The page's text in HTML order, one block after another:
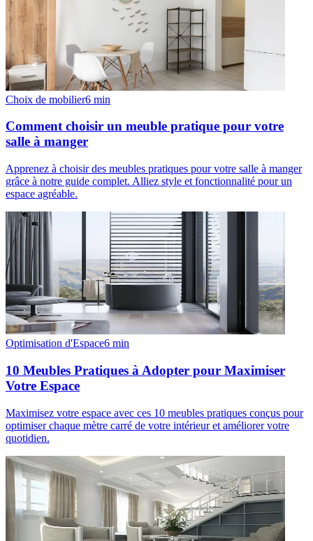
Choix de mobilier6 min
Comment choisir un meuble pratique pour votre
salle à manger
Apprenez à choisir des meubles pratiques pour votre salle à manger
grâce à notre guide complet. Alliez style et fonctionnalité pour un
espace agréable.
Optimisation d'Espace6 min
10 Meubles Pratiques à Adopter pour Maximiser
Votre Espace
Maximisez votre espace avec ces 10 meubles pratiques conçus pour
optimiser chaque mètre carré de votre intérieur et améliorer votre
quotidien.